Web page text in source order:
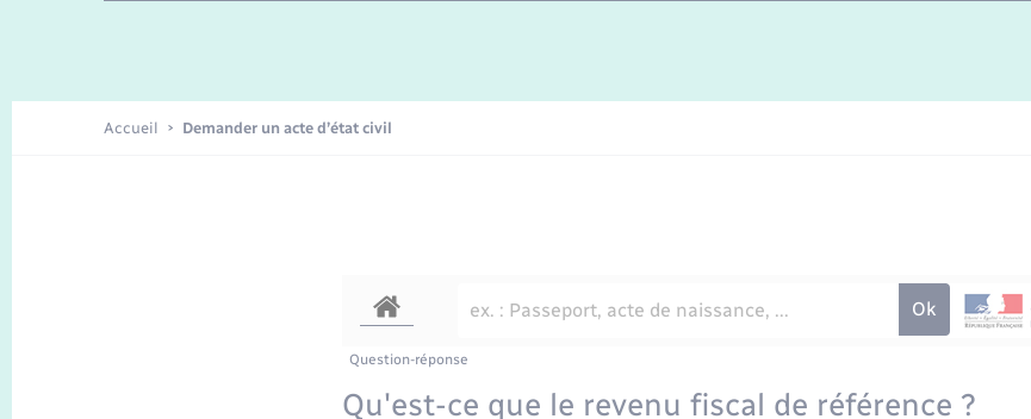
Enfants – Jeunes
Accueil Demander un acte d’état civil
Question-réponse
Qu'est-ce que le revenu fiscal de référence ?